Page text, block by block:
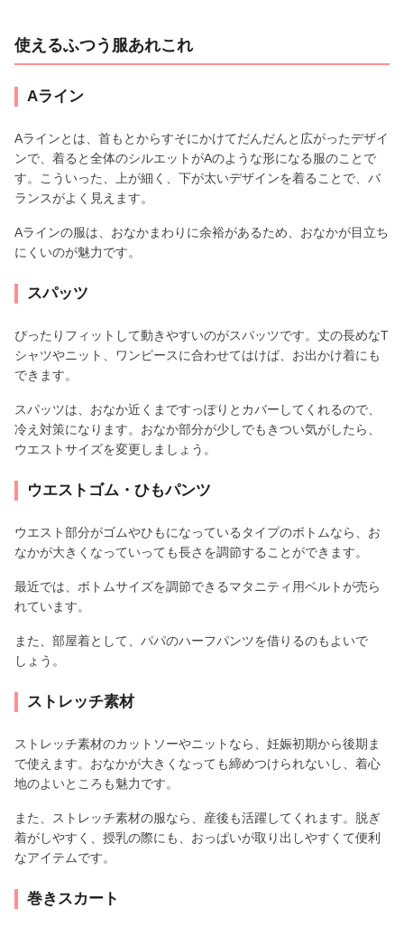
使えるふつう服あれこれ
Aライン
Aラインとは、首もとからすそにかけてだんだんと広がったデザイ
ンで、着ると全体のシルエットがAのような形になる服のことで
す。こういった、上が細く、下が太いデザインを着ることで、バ
ランスがよく見えます。
Aラインの服は、おなかまわりに余裕があるため、おなかが目立ち
にくいのが魅力です。
スパッツ
ぴったりフィットして動きやすいのがスパッツです。丈の長めなT
シャツやニット、ワンピースに合わせてはけば、お出かけ着にも
できます。
スパッツは、おなか近くまですっぽりとカバーしてくれるので、
冷え対策になります。おなか部分が少しでもきつい気がしたら、
ウエストサイズを変更しましょう。
ウエストゴム・ひもパンツ
ウエスト部分がゴムやひもになっているタイプのボトムなら、お
なかが大きくなっていっても長さを調節することができます。
最近では、ボトムサイズを調節できるマタニティ用ベルトが売ら
れています。
また、部屋着として、パパのハーフパンツを借りるのもよいで
しょう。
ストレッチ素材
ストレッチ素材のカットソーやニットなら、妊娠初期から後期ま
で使えます。おなかが大きくなっても締めつけられないし、着心
地のよいところも魅力です。
また、ストレッチ素材の服なら、産後も活躍してくれます。脱ぎ
着がしやすく、授乳の際にも、おっぱいが取り出しやすくて便利
なアイテムです。
巻きスカート